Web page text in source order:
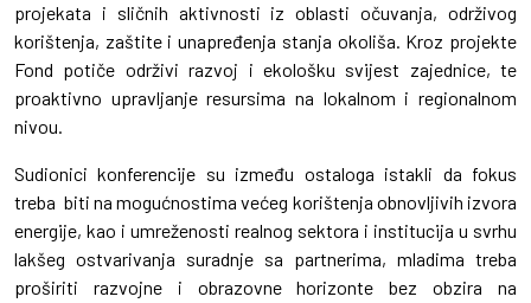
projekata i sličnih aktivnosti iz oblasti očuvanja, održivog
korištenja, zaštite i unapređenja stanja okoliša. Kroz projekte
Fond potiče održivi razvoj i ekološku svijest zajednice, te
proaktivno upravljanje resursima na lokalnom i regionalnom
nivou.
Sudionici konferencije su između ostaloga istakli da fokus
treba biti na mogućnostima većeg korištenja obnovljivih izvora
energije, kao i umreženosti realnog sektora i institucija u svrhu
lakšeg ostvarivanja suradnje sa partnerima, mladima treba
proširiti razvojne i obrazovne horizonte bez obzira na